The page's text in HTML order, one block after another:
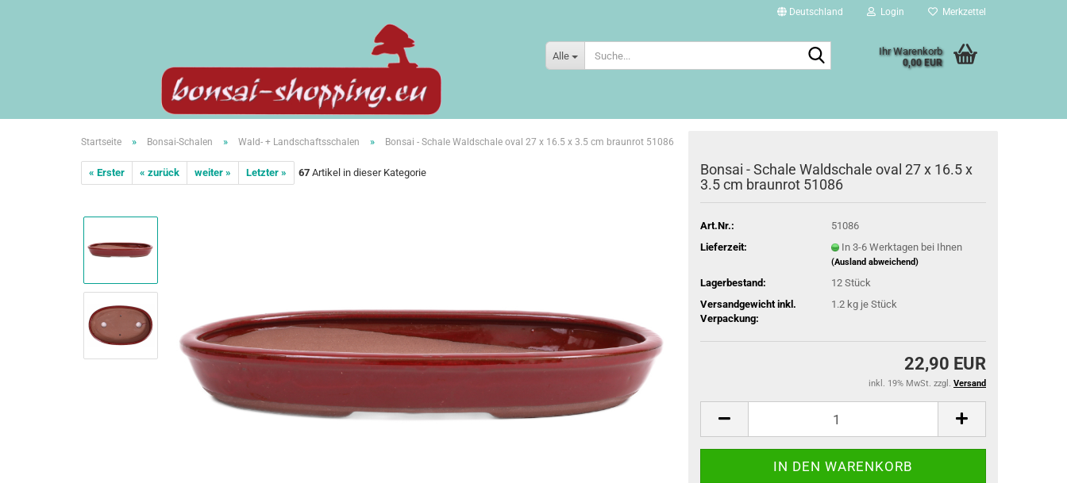
Deutschland Login Merkzettel
Alle Ihr Warenkorb
0,00 EUR
Startseite » Bonsai-Schalen » Wald- + Landschaftsschalen » Bonsai - Schale Waldschale oval 27 x 16.5 x 3.5 cm braunrot 51086
« Erster « zurück weiter » Letzter » 67 Artikel in dieser Kategorie
Bonsai - Schale Waldschale oval 27 x 16.5 x
3.5 cm braunrot 51086
Art.Nr.:
51086
Lieferzeit:
In 3-6 Werktagen bei Ihnen
(Ausland abweichend)
Lagerbestand: 12 Stück
Versandgewicht inkl.
Verpackung:
1.2 kg je Stück
22,90 EUR
inkl. 19% MwSt. zzgl. Versand